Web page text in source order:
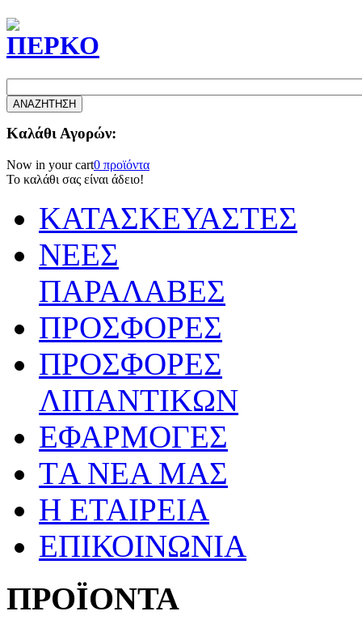
Καλάθι Αγορών:
Now in your cart0 προϊόντα
Το καλάθι σας είναι άδειο!
ΚΑΤΑΣΚΕΥΑΣΤΕΣ
ΝΕΕΣ
ΠΑΡΑΛΑΒΕΣ
ΠΡΟΣΦΟΡΕΣ
ΠΡΟΣΦΟΡΕΣ
ΛΙΠΑΝΤΙΚΩΝ
ΕΦΑΡΜΟΓΕΣ
TΑ ΝΕΑ ΜΑΣ
Η ΕΤΑΙΡΕΙΑ
ΕΠΙΚΟΙΝΩΝΙΑ
ΠΡΟΪΟΝΤΑ